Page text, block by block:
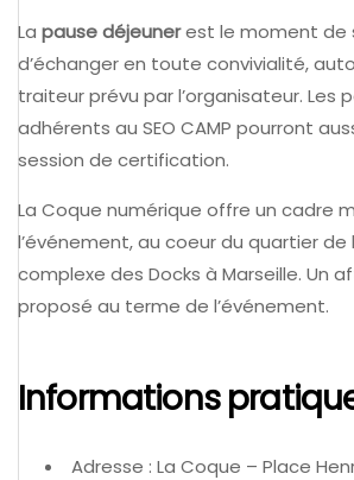
La pause déjeunerest le moment de
d’échanger en toute convivialité,
traiteur prévu par l’organisateur. Les
adhérents au SEO CAMP pourront
session de certification.
La Coque numérique offre un cadre
l’événement, au coeur du quartier
complexe des Docks à Marseille. Un
proposé au terme de l’événement.
Informations
Adresse : La Coque – Place